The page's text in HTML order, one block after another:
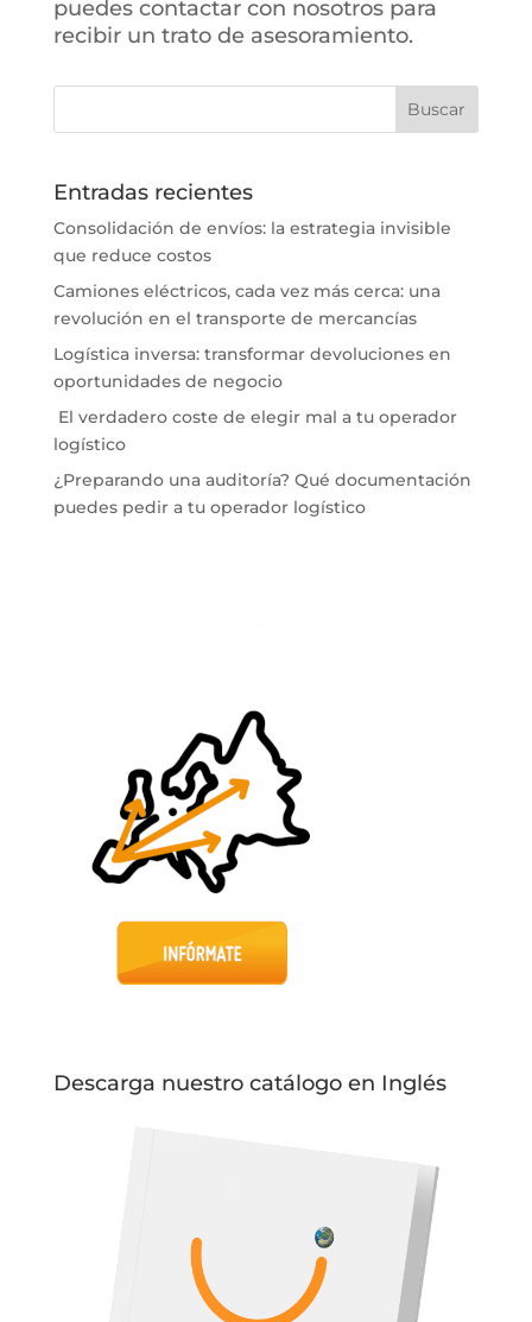
puedes contactar con nosotros para
recibir un trato de asesoramiento.
Entradas recientes
Consolidación de envíos: la estrategia invisible
que reduce costos
Camiones eléctricos, cada vez más cerca: una
revolución en el transporte de mercancías
Logística inversa: transformar devoluciones en
oportunidades de negocio
El verdadero coste de elegir mal a tu operador
logístico
¿Preparando una auditoría? Qué documentación
puedes pedir a tu operador logístico
Descarga nuestro catálogo en Inglés